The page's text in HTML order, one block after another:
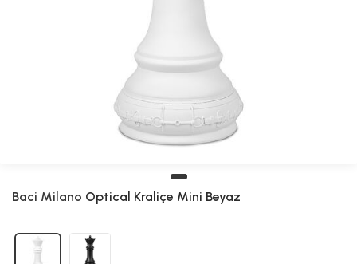
Baci Milano Optical Kraliçe Mini Beyaz